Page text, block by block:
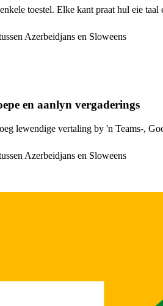
toestel. Elke kant praat hul eie taal
Azerbeidjans en Sloweens
en aanlyn vergaderings
lewendige vertaling by 'n Teams-,
Azerbeidjans en Sloweens